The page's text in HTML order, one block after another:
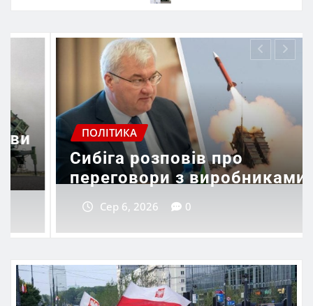
ПОЛІТИКА
Ользі Стефанішиній
запобіжний захід:
справи
Сер 6, 2026